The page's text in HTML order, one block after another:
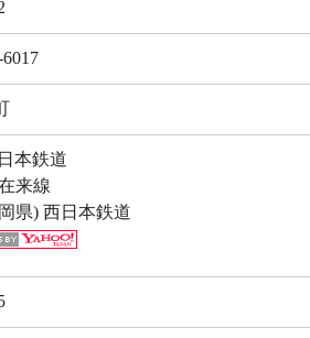
本鉄道
来線
県) 西日本鉄道